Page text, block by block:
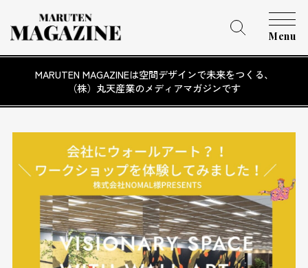
Menu
MARUTEN MAGAZINEは空間デザインで未来をつくる、
（株）丸天産業のメディアマガジンです